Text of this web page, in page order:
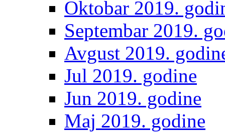
Oktobar 2019.
Septembar 2019.
Avgust 2019.
Jul 2019. godine
Jun 2019. godine
Maj 2019. godine